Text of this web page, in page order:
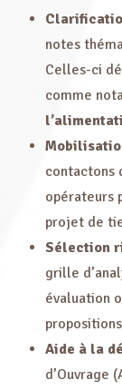
notes
Celles-ci
comme
contactons
opérateurs
projet de
Sélection
grille
évaluation
Aide à la
d’Ouvrage